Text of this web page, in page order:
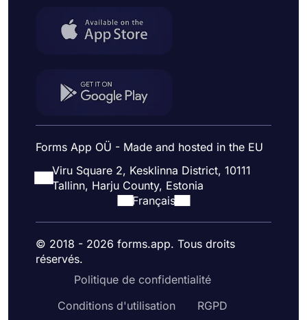
Forms App OÜ - Made and hosted in the EU
Viru Square 2, Kesklinna District, 10111
Tallinn, Harju County, Estonia
Français
© 2018 - 2026 forms.app. Tous droits
réservés.
Politique de confidentialité
Conditions d'utilisation
RGPD